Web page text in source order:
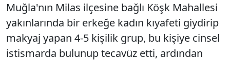
Muğla'nın Milas ilçesine bağlı Köşk Mahallesi
yakınlarında bir erkeğe kadın kıyafeti giydirip
makyaj yapan 4-5 kişilik grup, bu kişiye cinsel
istismarda bulunup tecavüz etti, ardından